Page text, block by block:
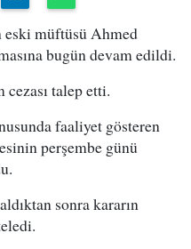
eski müftüsü Ahmed
bugün devam edildi.
cezası talep etti.
faaliyet gösteren
perşembe günü
sonra kararın